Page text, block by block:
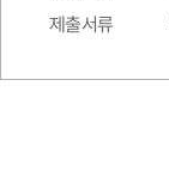
제출서류